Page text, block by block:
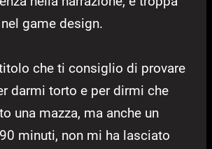
game design.
che ti consiglio di provare
darmi torto e per dirmi che
una mazza, ma anche un
minuti, non mi ha lasciato